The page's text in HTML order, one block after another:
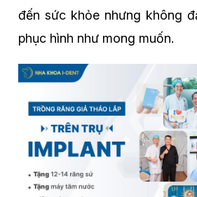
đến sức khỏe nhưng không
phục hình như mong muốn.